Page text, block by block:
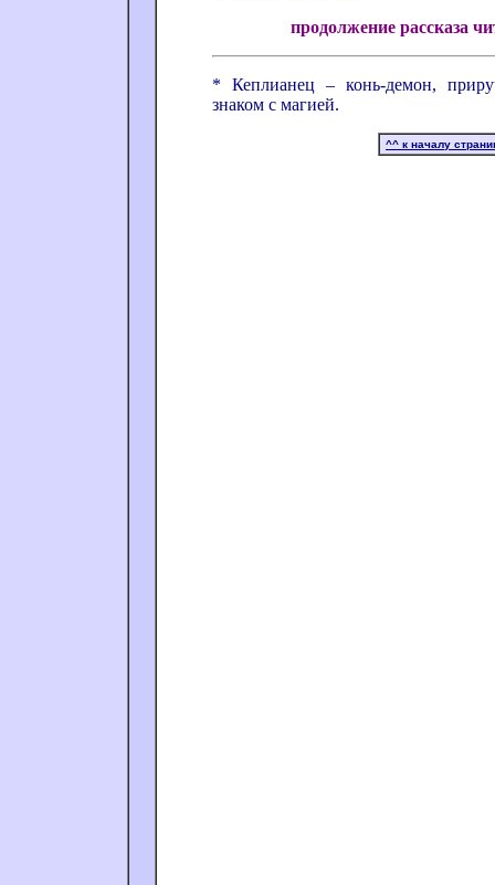
продолжение рассказа
* Кеплианец – конь-демон,
знаком с магией.
^^ к началу